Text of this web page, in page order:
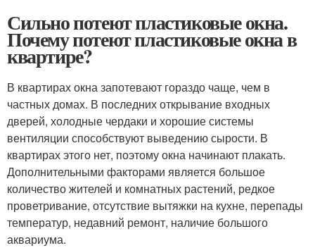
Сильно потеют пластиковые окна.
Почему потеют пластиковые окна в
квартире?
В квартирах окна запотевают гораздо чаще, чем в
частных домах. В последних открывание входных
дверей, холодные чердаки и хорошие системы
вентиляции способствуют выведению сырости. В
квартирах этого нет, поэтому окна начинают плакать.
Дополнительными факторами является большое
количество жителей и комнатных растений, редкое
проветривание, отсутствие вытяжки на кухне, перепады
температур, недавний ремонт, наличие большого
аквариума.